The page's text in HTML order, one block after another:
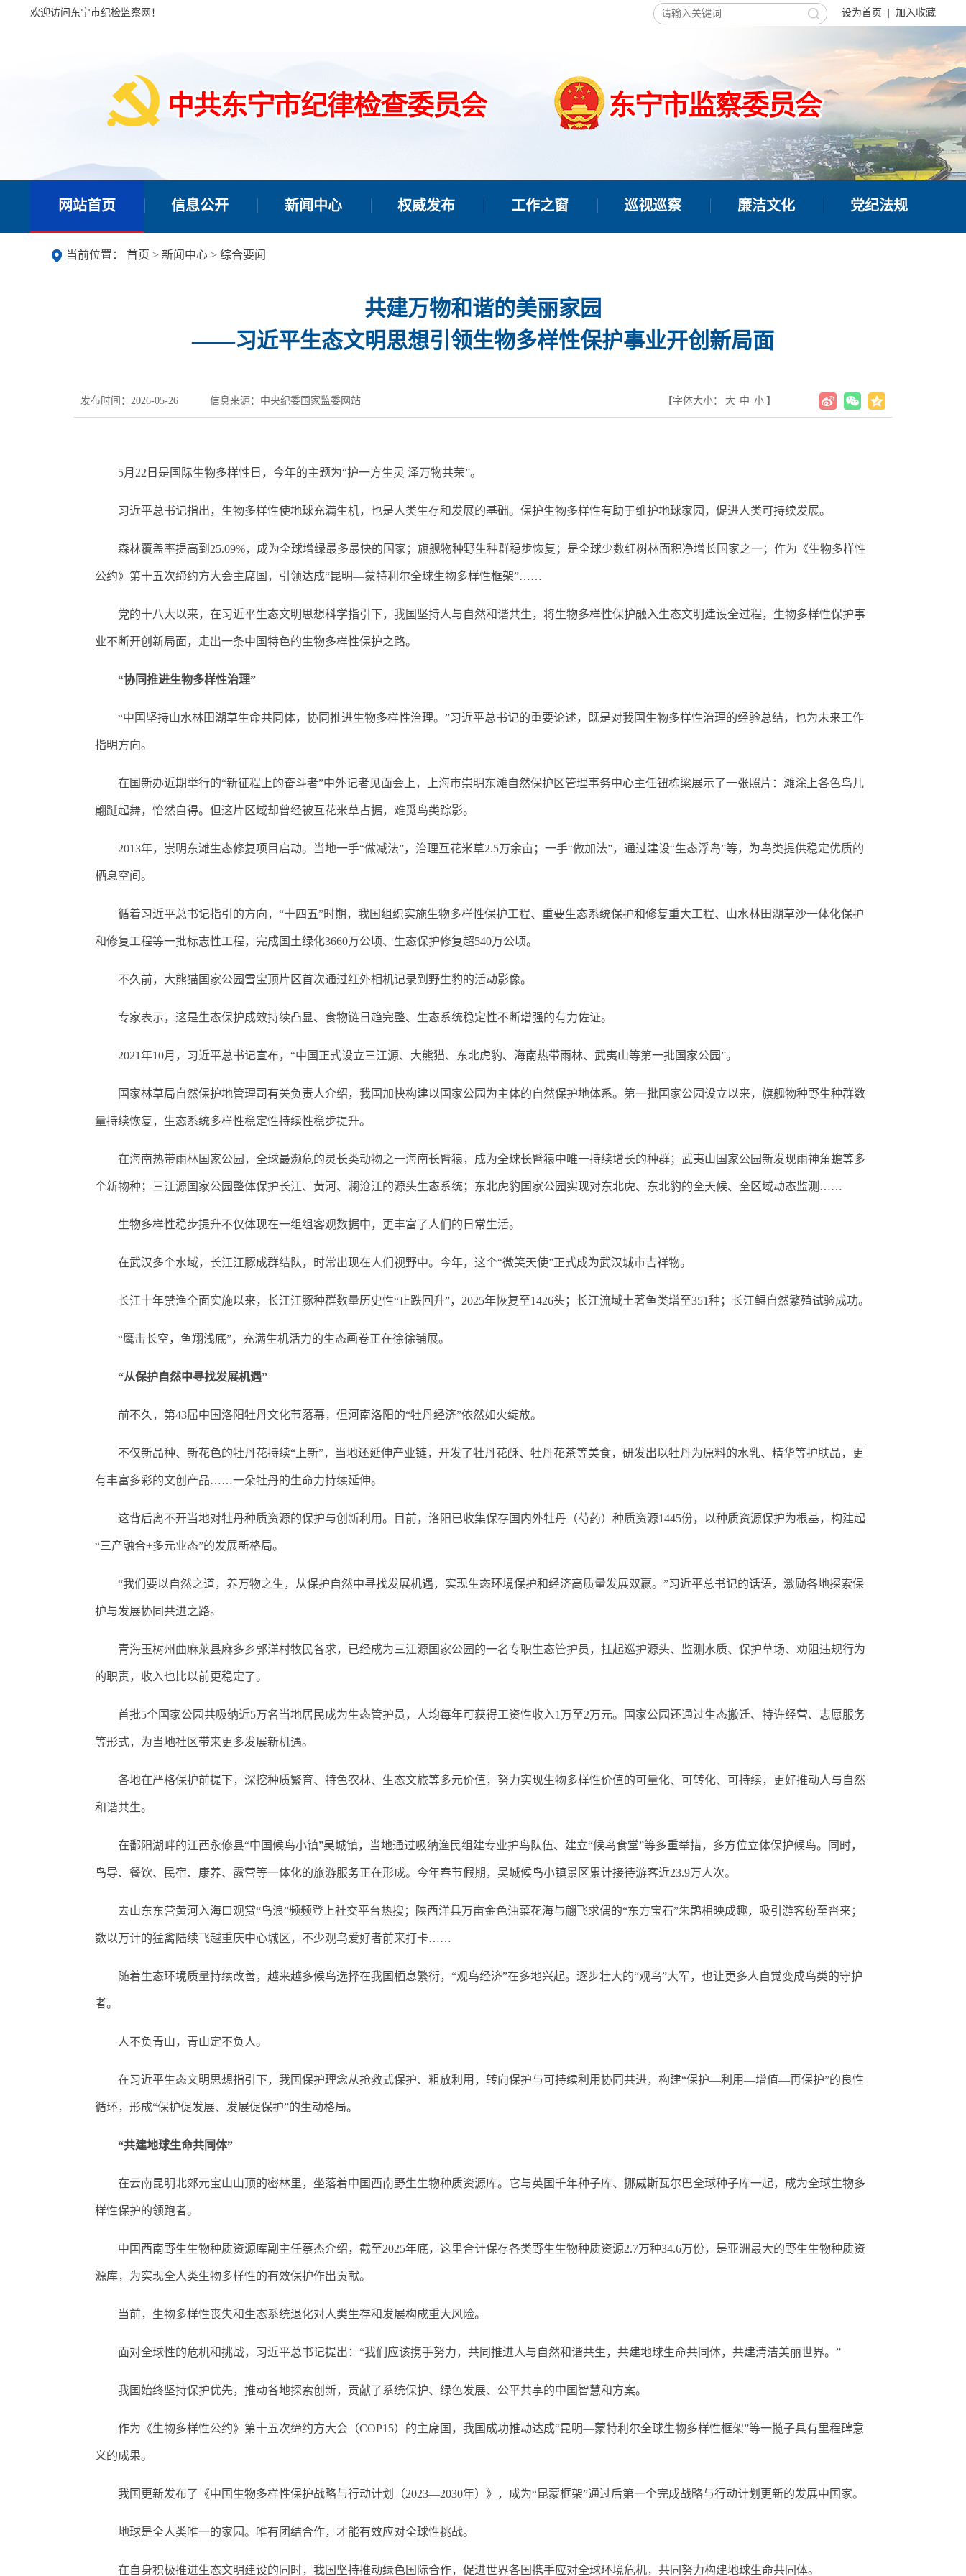
欢迎访问东宁市纪检监察网！ 设为首页 加入收藏
网站首页 信息公开 新闻中心 权威发布 工作之窗 巡视巡察 廉洁文化 党纪法规
当前位置： 首页 > 新闻中心 > 综合要闻
共建万物和谐的美丽家园
——习近平生态文明思想引领生物多样性保护事业开创新局面
发布时间：2026-05-26 信息来源：中央纪委国家监委网站 【字体大小： 大 中 小 】
5月22日是国际生物多样性日，今年的主题为“护一方生灵 泽万物共荣”。
习近平总书记指出，生物多样性使地球充满生机，也是人类生存和发展的基础。保护生物多样性有助于维护地球家园，促进人类可持续发展。
森林覆盖率提高到25.09%，成为全球增绿最多最快的国家；旗舰物种野生种群稳步恢复；是全球少数红树林面积净增长国家之一；作为《生物多样性
公约》第十五次缔约方大会主席国，引领达成“昆明—蒙特利尔全球生物多样性框架”……
党的十八大以来，在习近平生态文明思想科学指引下，我国坚持人与自然和谐共生，将生物多样性保护融入生态文明建设全过程，生物多样性保护事
业不断开创新局面，走出一条中国特色的生物多样性保护之路。
“协同推进生物多样性治理”
“中国坚持山水林田湖草生命共同体，协同推进生物多样性治理。”习近平总书记的重要论述，既是对我国生物多样性治理的经验总结，也为未来工作
指明方向。
在国新办近期举行的“新征程上的奋斗者”中外记者见面会上，上海市崇明东滩自然保护区管理事务中心主任钮栋梁展示了一张照片：滩涂上各色鸟儿
翩跹起舞，怡然自得。但这片区域却曾经被互花米草占据，难觅鸟类踪影。
2013年，崇明东滩生态修复项目启动。当地一手“做减法”，治理互花米草2.5万余亩；一手“做加法”，通过建设“生态浮岛”等，为鸟类提供稳定优质的
栖息空间。
循着习近平总书记指引的方向，“十四五”时期，我国组织实施生物多样性保护工程、重要生态系统保护和修复重大工程、山水林田湖草沙一体化保护
和修复工程等一批标志性工程，完成国土绿化3660万公顷、生态保护修复超540万公顷。
不久前，大熊猫国家公园雪宝顶片区首次通过红外相机记录到野生豹的活动影像。
专家表示，这是生态保护成效持续凸显、食物链日趋完整、生态系统稳定性不断增强的有力佐证。
2021年10月，习近平总书记宣布，“中国正式设立三江源、大熊猫、东北虎豹、海南热带雨林、武夷山等第一批国家公园”。
国家林草局自然保护地管理司有关负责人介绍，我国加快构建以国家公园为主体的自然保护地体系。第一批国家公园设立以来，旗舰物种野生种群数
量持续恢复，生态系统多样性稳定性持续性稳步提升。
在海南热带雨林国家公园，全球最濒危的灵长类动物之一海南长臂猿，成为全球长臂猿中唯一持续增长的种群；武夷山国家公园新发现雨神角蟾等多
个新物种；三江源国家公园整体保护长江、黄河、澜沧江的源头生态系统；东北虎豹国家公园实现对东北虎、东北豹的全天候、全区域动态监测……
生物多样性稳步提升不仅体现在一组组客观数据中，更丰富了人们的日常生活。
在武汉多个水域，长江江豚成群结队，时常出现在人们视野中。今年，这个“微笑天使”正式成为武汉城市吉祥物。
长江十年禁渔全面实施以来，长江江豚种群数量历史性“止跌回升”，2025年恢复至1426头；长江流域土著鱼类增至351种；长江鲟自然繁殖试验成功。
“鹰击长空，鱼翔浅底”，充满生机活力的生态画卷正在徐徐铺展。
“从保护自然中寻找发展机遇”
前不久，第43届中国洛阳牡丹文化节落幕，但河南洛阳的“牡丹经济”依然如火绽放。
不仅新品种、新花色的牡丹花持续“上新”，当地还延伸产业链，开发了牡丹花酥、牡丹花茶等美食，研发出以牡丹为原料的水乳、精华等护肤品，更
有丰富多彩的文创产品……一朵牡丹的生命力持续延伸。
这背后离不开当地对牡丹种质资源的保护与创新利用。目前，洛阳已收集保存国内外牡丹（芍药）种质资源1445份，以种质资源保护为根基，构建起
“三产融合+多元业态”的发展新格局。
“我们要以自然之道，养万物之生，从保护自然中寻找发展机遇，实现生态环境保护和经济高质量发展双赢。”习近平总书记的话语，激励各地探索保
护与发展协同共进之路。
青海玉树州曲麻莱县麻多乡郭洋村牧民各求，已经成为三江源国家公园的一名专职生态管护员，扛起巡护源头、监测水质、保护草场、劝阻违规行为
的职责，收入也比以前更稳定了。
首批5个国家公园共吸纳近5万名当地居民成为生态管护员，人均每年可获得工资性收入1万至2万元。国家公园还通过生态搬迁、特许经营、志愿服务
等形式，为当地社区带来更多发展新机遇。
各地在严格保护前提下，深挖种质繁育、特色农林、生态文旅等多元价值，努力实现生物多样性价值的可量化、可转化、可持续，更好推动人与自然
和谐共生。
在鄱阳湖畔的江西永修县“中国候鸟小镇”吴城镇，当地通过吸纳渔民组建专业护鸟队伍、建立“候鸟食堂”等多重举措，多方位立体保护候鸟。同时，
鸟导、餐饮、民宿、康养、露营等一体化的旅游服务正在形成。今年春节假期，吴城候鸟小镇景区累计接待游客近23.9万人次。
去山东东营黄河入海口观赏“鸟浪”频频登上社交平台热搜；陕西洋县万亩金色油菜花海与翩飞求偶的“东方宝石”朱鹮相映成趣，吸引游客纷至沓来；
数以万计的猛禽陆续飞越重庆中心城区，不少观鸟爱好者前来打卡……
随着生态环境质量持续改善，越来越多候鸟选择在我国栖息繁衍，“观鸟经济”在多地兴起。逐步壮大的“观鸟”大军，也让更多人自觉变成鸟类的守护
者。
人不负青山，青山定不负人。
在习近平生态文明思想指引下，我国保护理念从抢救式保护、粗放利用，转向保护与可持续利用协同共进，构建“保护—利用—增值—再保护”的良性
循环，形成“保护促发展、发展促保护”的生动格局。
“共建地球生命共同体”
在云南昆明北郊元宝山山顶的密林里，坐落着中国西南野生生物种质资源库。它与英国千年种子库、挪威斯瓦尔巴全球种子库一起，成为全球生物多
样性保护的领跑者。
中国西南野生生物种质资源库副主任蔡杰介绍，截至2025年底，这里合计保存各类野生生物种质资源2.7万种34.6万份，是亚洲最大的野生生物种质资
源库，为实现全人类生物多样性的有效保护作出贡献。
当前，生物多样性丧失和生态系统退化对人类生存和发展构成重大风险。
面对全球性的危机和挑战，习近平总书记提出：“我们应该携手努力，共同推进人与自然和谐共生，共建地球生命共同体，共建清洁美丽世界。”
我国始终坚持保护优先，推动各地探索创新，贡献了系统保护、绿色发展、公平共享的中国智慧和方案。
作为《生物多样性公约》第十五次缔约方大会（COP15）的主席国，我国成功推动达成“昆明—蒙特利尔全球生物多样性框架”等一揽子具有里程碑意
义的成果。
我国更新发布了《中国生物多样性保护战略与行动计划（2023—2030年）》，成为“昆蒙框架”通过后第一个完成战略与行动计划更新的发展中国家。
地球是全人类唯一的家园。唯有团结合作，才能有效应对全球性挑战。
在自身积极推进生态文明建设的同时，我国坚持推动绿色国际合作，促进世界各国携手应对全球环境危机，共同努力构建地球生命共同体。